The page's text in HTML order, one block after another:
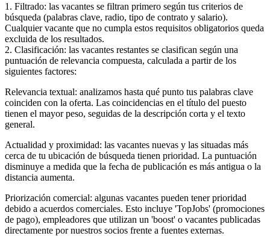
1. Filtrado: las vacantes se filtran primero según tus criterios de
búsqueda (palabras clave, radio, tipo de contrato y salario).
Cualquier vacante que no cumpla estos requisitos obligatorios queda
excluida de los resultados.
2. Clasificación: las vacantes restantes se clasifican según una
puntuación de relevancia compuesta, calculada a partir de los
siguientes factores:
Relevancia textual: analizamos hasta qué punto tus palabras clave
coinciden con la oferta. Las coincidencias en el título del puesto
tienen el mayor peso, seguidas de la descripción corta y el texto
general.
Actualidad y proximidad: las vacantes nuevas y las situadas más
cerca de tu ubicación de búsqueda tienen prioridad. La puntuación
disminuye a medida que la fecha de publicación es más antigua o la
distancia aumenta.
Priorización comercial: algunas vacantes pueden tener prioridad
debido a acuerdos comerciales. Esto incluye 'TopJobs' (promociones
de pago), empleadores que utilizan un 'boost' o vacantes publicadas
directamente por nuestros socios frente a fuentes externas.